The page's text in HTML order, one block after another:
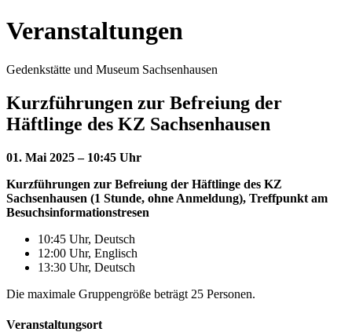
Veranstaltungen
Gedenkstätte und Museum Sachsenhausen
Kurzführungen zur Befreiung der
Häftlinge des KZ Sachsenhausen
01. Mai 2025 – 10:45 Uhr
Kurzführungen zur Befreiung der Häftlinge des KZ
Sachsenhausen (1 Stunde, ohne Anmeldung), Treffpunkt am
Besuchsinformationstresen
10:45 Uhr, Deutsch
12:00 Uhr, Englisch
13:30 Uhr, Deutsch
Die maximale Gruppengröße beträgt 25 Personen.
Veranstaltungsort